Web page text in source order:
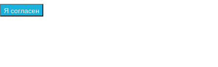
Я согласен